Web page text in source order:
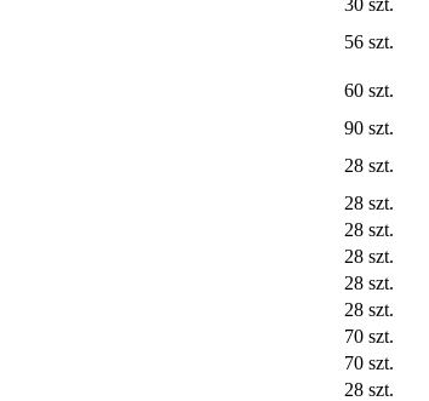
56 szt.
60 szt.
90 szt.
28 szt.
28 szt.
28 szt.
28 szt.
28 szt.
28 szt.
70 szt.
70 szt.
28 szt.